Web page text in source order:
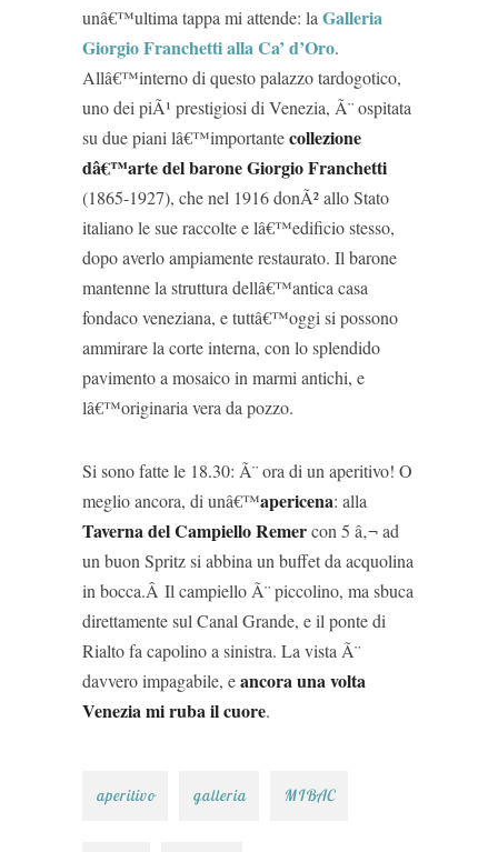
unâ€™ultima tappa mi attende: la Galleria
Giorgio Franchetti alla Ca’ d’Oro.
Allâ€™interno di questo palazzo tardogotico,
uno dei piÃ¹ prestigiosi di Venezia, Ã¨ ospitata
su due piani lâ€™importantecollezione
dâ€™arte del barone Giorgio Franchetti
(1865-1927), che nel 1916 donÃ² allo Stato
italiano le sue raccolte e lâ€™edificio stesso,
dopo averlo ampiamente restaurato. Il barone
mantenne la struttura dellâ€™antica casa
fondaco veneziana, e tuttâ€™oggi si possono
ammirare la corte interna, con lo splendido
pavimento a mosaico in marmi antichi, e
lâ€™originaria vera da pozzo.
Si sono fatte le 18.30: Ã¨ ora di un aperitivo! O
meglio ancora, di unâ€™apericena: alla
Taverna del Campiello Remercon 5 â‚¬ ad
un buon Spritz si abbina un buffet da acquolina
in bocca.Â Il campiello Ã¨ piccolino, ma sbuca
direttamente sul Canal Grande, e il ponte di
Rialto fa capolino a sinistra. La vista Ã¨
davvero impagabile, eancora una volta
Venezia mi ruba il cuore.
aperitivo galleria MIBAC